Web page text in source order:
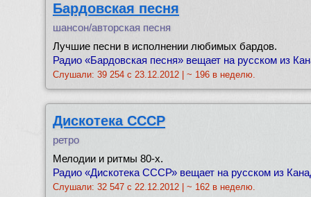
Бардовская песня
шансон/авторская песня
Лучшие песни в исполнении любимых бардов.
Радио «Бардовская песня» вещает на русском из
Слушали: 39 254 с 23.12.2012 | ~ 196 в неделю.
Дискотека СССР
ретро
Мелодии и ритмы 80-х.
Радио «Дискотека СССР» вещает на русском из
Слушали: 32 547 с 22.12.2012 | ~ 162 в неделю.